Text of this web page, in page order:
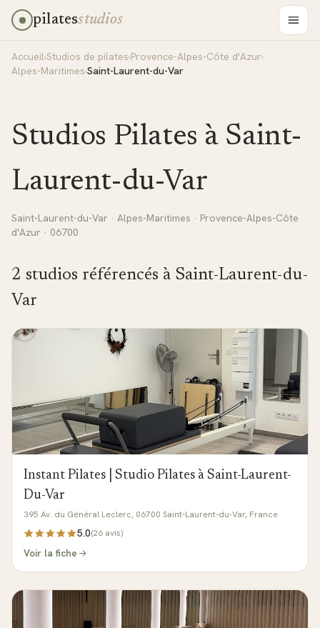
pilatesstudios
Accueil›Studios de pilates›Provence-Alpes-Côte d'Azur›
Alpes-Maritimes›Saint-Laurent-du-Var
Studios Pilates à Saint-
Laurent-du-Var
Saint-Laurent-du-Var · Alpes-Maritimes · Provence-Alpes-Côte
d'Azur · 06700
2 studios référencés à Saint-Laurent-du-
Var
Instant Pilates | Studio Pilates à Saint-Laurent-
Du-Var
395 Av. du Général Leclerc, 06700 Saint-Laurent-du-Var, France
5.0(26 avis)
Voir la fiche